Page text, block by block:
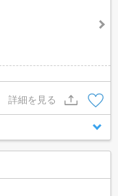
詳細を見る